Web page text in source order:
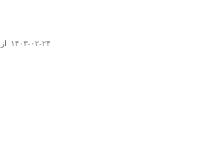
از ۱۴۰۳-۰۲-۲۴